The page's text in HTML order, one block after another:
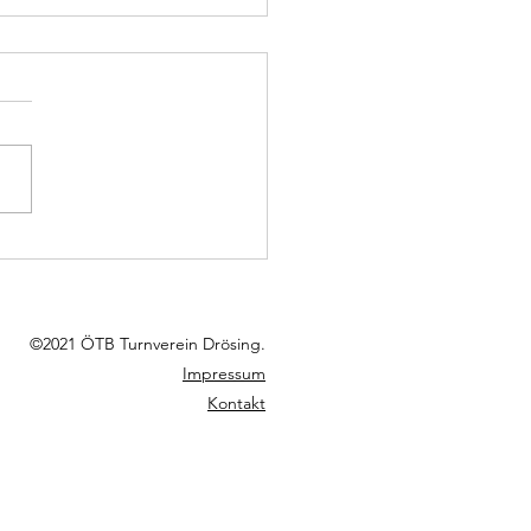
©2021 ÖTB Turnverein Drösing.
Impressum
Kontakt